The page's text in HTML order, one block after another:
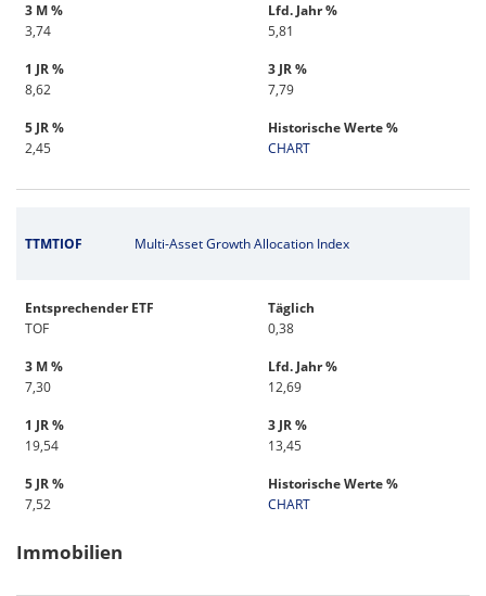
3 M %
3,74
Lfd. Jahr %
5,81
1 JR %
8,62
3 JR %
7,79
5 JR %
2,45
Historische Werte %
CHART
TTMTIOF Multi-Asset Growth Allocation Index
Entsprechender ETF
TOF
Täglich
0,38
3 M %
7,30
Lfd. Jahr %
12,69
1 JR %
19,54
3 JR %
13,45
5 JR %
7,52
Historische Werte %
CHART
Immobilien